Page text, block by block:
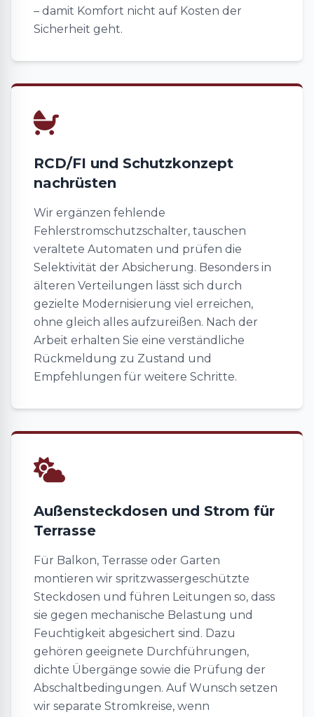
– damit Komfort nicht auf Kosten der
Sicherheit geht.
RCD/FI und Schutzkonzept
nachrüsten
Wir ergänzen fehlende
Fehlerstromschutzschalter, tauschen
veraltete Automaten und prüfen die
Selektivität der Absicherung. Besonders in
älteren Verteilungen lässt sich durch
gezielte Modernisierung viel erreichen,
ohne gleich alles aufzureißen. Nach der
Arbeit erhalten Sie eine verständliche
Rückmeldung zu Zustand und
Empfehlungen für weitere Schritte.
Außensteckdosen und Strom für
Terrasse
Für Balkon, Terrasse oder Garten
montieren wir spritzwassergeschützte
Steckdosen und führen Leitungen so, dass
sie gegen mechanische Belastung und
Feuchtigkeit abgesichert sind. Dazu
gehören geeignete Durchführungen,
dichte Übergänge sowie die Prüfung der
Abschaltbedingungen. Auf Wunsch setzen
wir separate Stromkreise, wenn